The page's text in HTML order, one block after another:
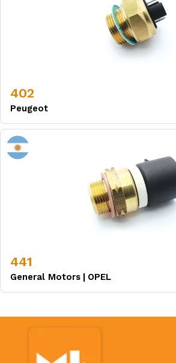
402
Peugeot
441
General Motors | OPEL